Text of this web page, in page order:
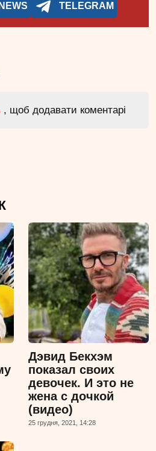
TELEGRAM
, щоб додавати коментарі
Дэвид Бекхэм
показал своих
девочек. И это не
жена с дочкой
(видео)
25 грудня, 2021, 14:28